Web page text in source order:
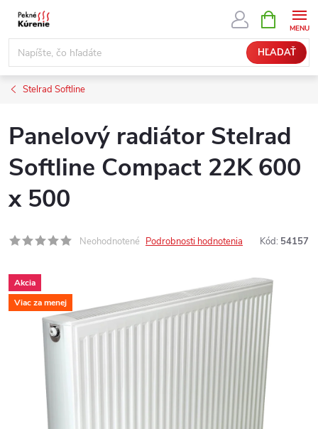
Prejsť
obsah
HĽADAŤ
KOŠÍK
Stelrad Softline
Panelový radiátor Stelrad
Softline Compact 22K 600
x 500
Neohodnotené Podrobnosti hodnotenia Kód: 54157
Akcia
Viac za menej